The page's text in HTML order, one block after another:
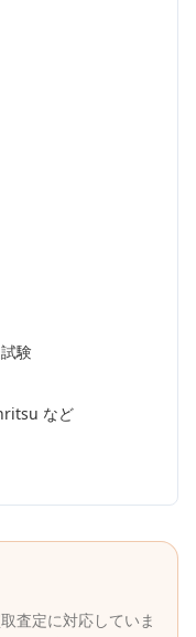
験
など
査定に対応していま